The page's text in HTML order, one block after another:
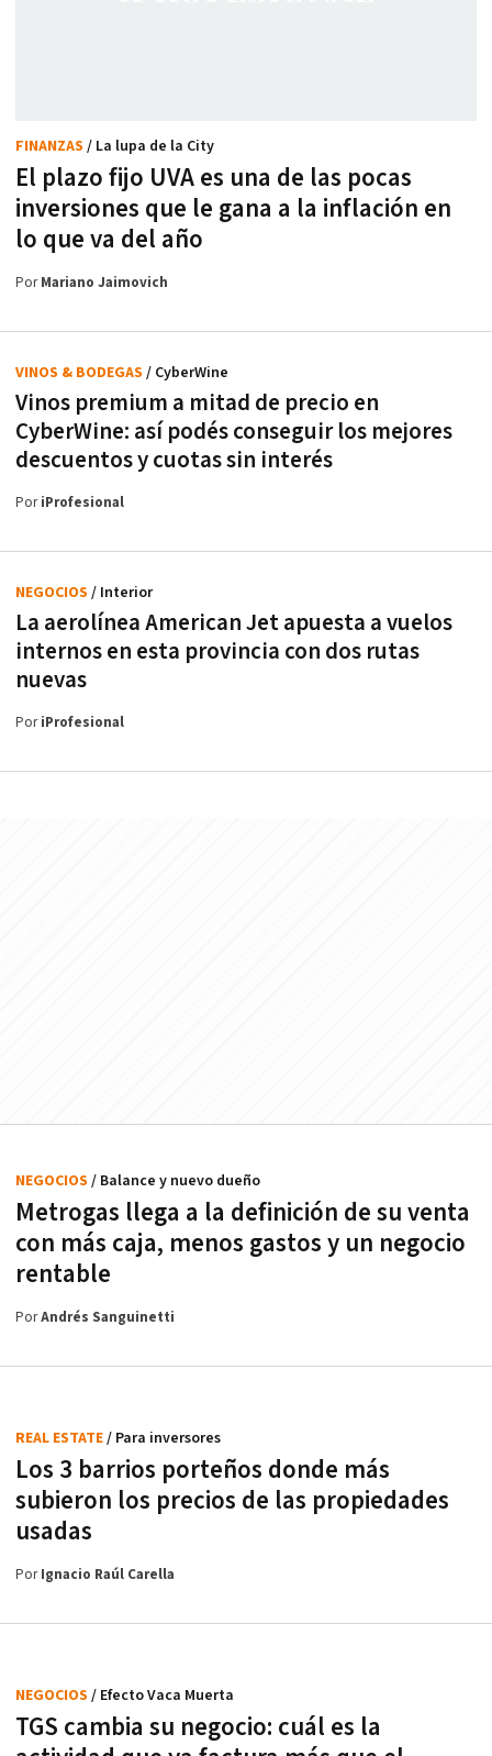
El plazo fijo UVA es una de las pocas
inversiones que le gana a la inflación en
lo que va del año
FINANZAS / La lupa de la City
PorMariano Jaimovich
Vinos premium a mitad de precio en
CyberWine: así podés conseguir los mejores
descuentos y cuotas sin interés
VINOS & BODEGAS / CyberWine
PoriProfesional
La aerolínea American Jet apuesta a vuelos
internos en esta provincia con dos rutas
nuevas
NEGOCIOS / Interior
PoriProfesional
Metrogas llega a la definición de su venta
con más caja, menos gastos y un negocio
rentable
NEGOCIOS / Balance y nuevo dueño
PorAndrés Sanguinetti
Los 3 barrios porteños donde más
subieron los precios de las propiedades
usadas
REAL ESTATE/ Para inversores
PorIgnacio Raúl Carella
TGS cambia su negocio: cuál es la
NEGOCIOS / Efecto Vaca Muerta